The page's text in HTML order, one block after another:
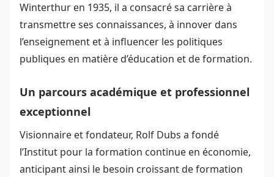
Winterthur en 1935, il a consacré sa carrière à
transmettre ses connaissances, à innover dans
l’enseignement et à influencer les politiques
publiques en matière d’éducation et de formation.
Un parcours académique et professionnel
exceptionnel
Visionnaire et fondateur, Rolf Dubs a fondé
l’Institut pour la formation continue en économie,
anticipant ainsi le besoin croissant de formation